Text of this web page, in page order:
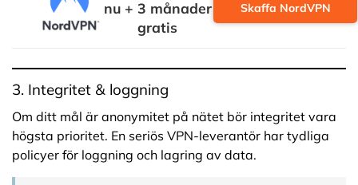
nu + 3 månader
gratis
Skaffa NordVPN
3. Integritet & loggning
Om ditt mål är anonymitet på nätet bör integritet vara
högsta prioritet. En seriös VPN-leverantör har tydliga
policyer för loggning och lagring av data.